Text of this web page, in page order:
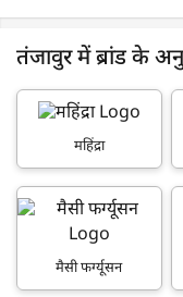
तंजावुर में ब्रांड के
महिंद्रा
मैसी फर्ग्यूसन